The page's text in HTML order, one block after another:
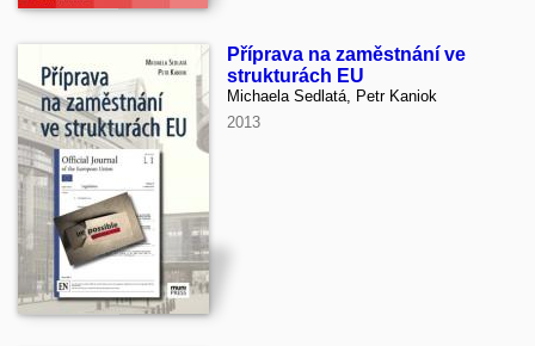
Příprava na zaměstnání ve
strukturách EU
Michaela Sedlatá, Petr Kaniok
2013